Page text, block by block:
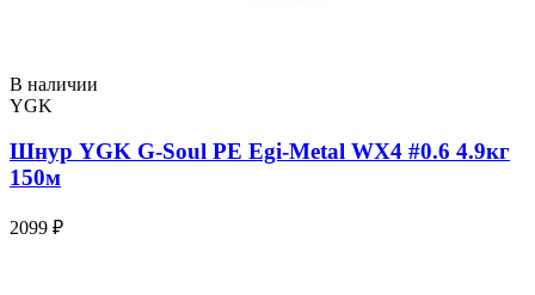
В наличии
YGK
Шнур YGK G-Soul PE Egi-Metal WX4 #0.6 4.9кг
150м
2099 ₽